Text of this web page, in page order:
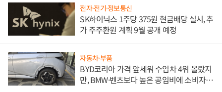
전자·전기·정보통신
SK하이닉스 1주당 375원 현금배당 실시, 추
가 주주환원 계획 9월 공개 예정
자동차·부품
BYD코리아 가격 앞세워 수입차 4위 올랐지
만, BMW·벤츠보다 높은 공임비에 소비자